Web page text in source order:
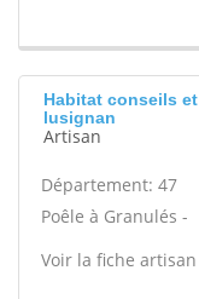
Habitat conseils
lusignan
Artisan
Département: 47
Poêle à Granulés -
Voir la fiche artisan